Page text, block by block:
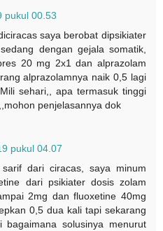
pukul 00.53
saya berobat dipsikiater
dengan gejala somatik,
20 mg 2x1 dan alprazolam
alprazolamnya naik 0,5 lagi
sehari,, apa termasuk tinggi
penjelasannya dok
pukul 04.07
dari ciracas, saya minum
dari psikiater dosis zolam
2mg dan fluoxetine 40mg
0,5 dua kali tapi sekarang
solusinya menurut